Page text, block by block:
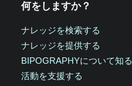
何をしますか？
ナレッジを検索する
ナレッジを提供する
BIPOGRAPHYについて知る
活動を支援する